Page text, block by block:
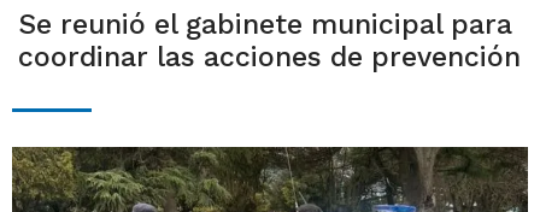
Se reunió el gabinete municipal para
coordinar las acciones de prevención